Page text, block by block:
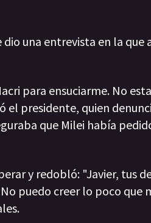
una entrevista en la
para ensuciarme. No
el presidente, quien
que Milei había
y redobló: "Javier, tus
puedo creer lo poco que